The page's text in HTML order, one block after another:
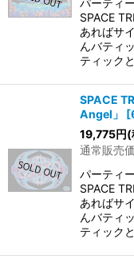
パーティ
SPACE
あればサ
んバティ
ティック
SPACE
Angel」
[
19,775円(
通常販売
パーティ
SPACE
あればサ
んバティ
ティック